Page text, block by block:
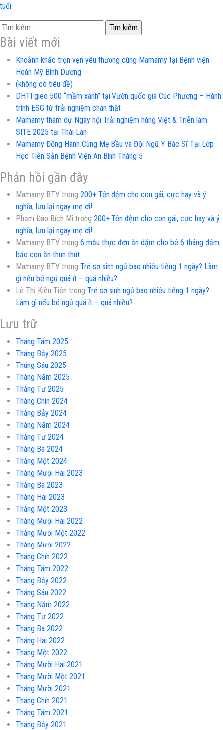
tuổi.
Tìm
kiếm
Bài viết mới
Khoảnh khắc trọn vẹn yêu thương cùng Mamamy tại Bệnh viện
Hoàn Mỹ Bình Dương
(không có tiêu đề)
DHTI gieo 500 “mầm xanh” tại Vườn quốc gia Cúc Phương – Hành
trình ESG từ trải nghiệm chân thật
Mamamy tham dự Ngày hội Trải nghiệm hàng Việt & Triễn lãm
SITE 2025 tại Thái Lan
Mamamy Đồng Hành Cùng Mẹ Bầu và Đội Ngũ Y Bác Sĩ Tại Lớp
Học Tiền Sản Bệnh Viện An Bình Tháng 5
Phản hồi gần đây
Mamamy BTV trong 200+ Tên đệm cho con gái, cực hay và ý
nghĩa, lưu lại ngay mẹ ơi!
Phạm Đào Bích Mi trong 200+ Tên đệm cho con gái, cực hay và ý
nghĩa, lưu lại ngay mẹ ơi!
Mamamy BTV trong 6 mẫu thực đơn ăn dặm cho bé 6 tháng đảm
bảo con ăn thun thút
Mamamy BTV trong Trẻ sơ sinh ngủ bao nhiêu tiếng 1 ngày? Làm
gì nếu bé ngủ quá ít – quá nhiều?
Lê Thị Kiều Tiên trong Trẻ sơ sinh ngủ bao nhiêu tiếng 1 ngày?
Làm gì nếu bé ngủ quá ít – quá nhiều?
Lưu trữ
Tháng Tám 2025
Tháng Bảy 2025
Tháng Sáu 2025
Tháng Năm 2025
Tháng Tư 2025
Tháng Chín 2024
Tháng Bảy 2024
Tháng Năm 2024
Tháng Tư 2024
Tháng Ba 2024
Tháng Một 2024
Tháng Mười Hai 2023
Tháng Ba 2023
Tháng Hai 2023
Tháng Một 2023
Tháng Mười Hai 2022
Tháng Mười Một 2022
Tháng Mười 2022
Tháng Chín 2022
Tháng Tám 2022
Tháng Bảy 2022
Tháng Sáu 2022
Tháng Năm 2022
Tháng Tư 2022
Tháng Ba 2022
Tháng Hai 2022
Tháng Một 2022
Tháng Mười Hai 2021
Tháng Mười Một 2021
Tháng Mười 2021
Tháng Chín 2021
Tháng Tám 2021
Tháng Bảy 2021